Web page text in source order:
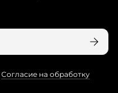
Согласие на обработку